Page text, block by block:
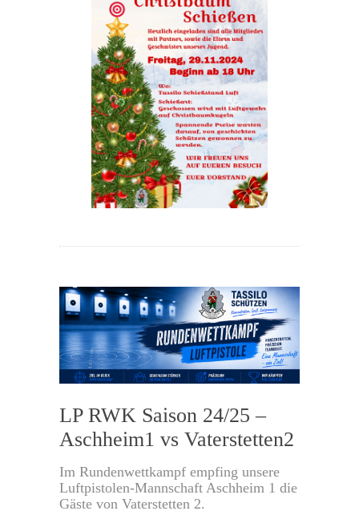
LP RWK Saison 24/25 –
Aschheim1 vs Vaterstetten2
Im Rundenwettkampf empfing unsere
Luftpistolen-Mannschaft Aschheim 1 die
Gäste von Vaterstetten 2.